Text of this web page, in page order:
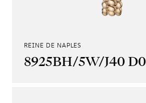
REINE DE NAPLES
8925BH/5W/J40 D0